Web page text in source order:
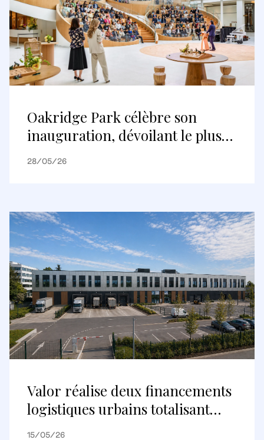
Oakridge Park célèbre son
inauguration, dévoilant le plus
grand projet de réaménagement
internationale
28/05/26
Valor réalise deux financements
logistiques urbains totalisant
environ 148 millions d’euros avec
15/05/26